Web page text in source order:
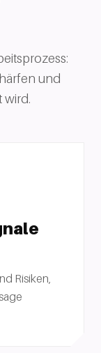
und
wird.
Risiken,